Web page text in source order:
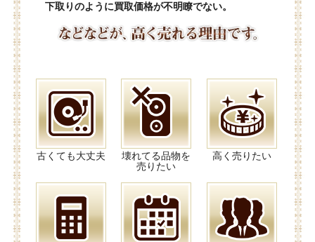
下取りのように買取価格が不明瞭でない。
古くても大丈夫
壊れてる品物を
売りたい
高く売りたい